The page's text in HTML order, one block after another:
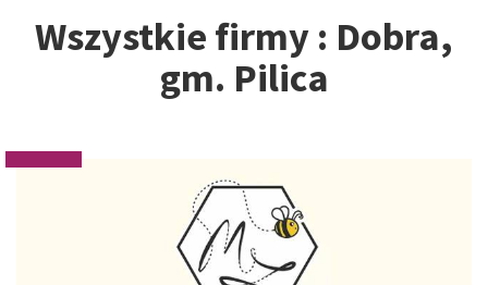
Wszystkie firmy : Dobra,
gm. Pilica